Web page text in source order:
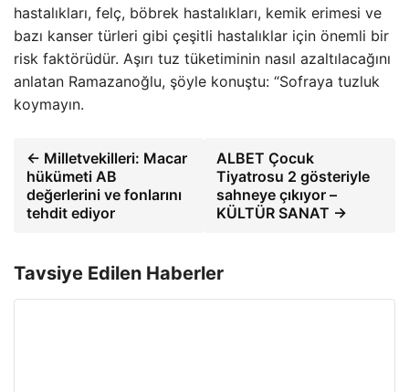
hastalıkları, felç, böbrek hastalıkları, kemik erimesi ve
bazı kanser türleri gibi çeşitli hastalıklar için önemli bir
risk faktörüdür. Aşırı tuz tüketiminin nasıl azaltılacağını
anlatan Ramazanoğlu, şöyle konuştu: “Sofraya tuzluk
koymayın.
← Milletvekilleri: Macar
hükümeti AB
değerlerini ve fonlarını
tehdit ediyor
ALBET Çocuk
Tiyatrosu 2 gösteriyle
sahneye çıkıyor –
KÜLTÜR SANAT →
Tavsiye Edilen Haberler